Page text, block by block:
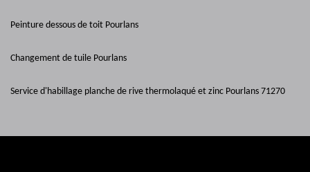
Peinture dessous de toit Pourlans
Changement de tuile Pourlans
Service d'habillage planche de rive thermolaqué et zinc Pourlans 71270